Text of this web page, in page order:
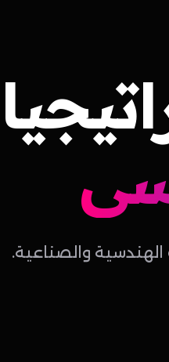
الهندسية والصناعية.